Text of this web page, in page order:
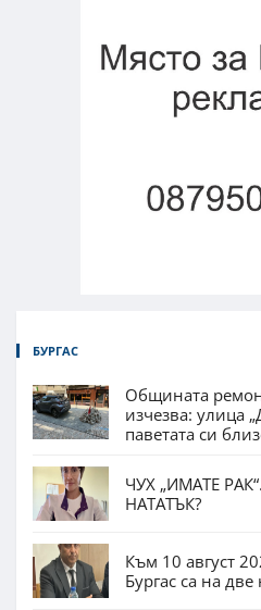
БУРГАС
Общината
изчезва: улица
паветата си
ЧУХ „ИМАТЕ
НАТАТЪК?
Към 10 август
Бургас са на две